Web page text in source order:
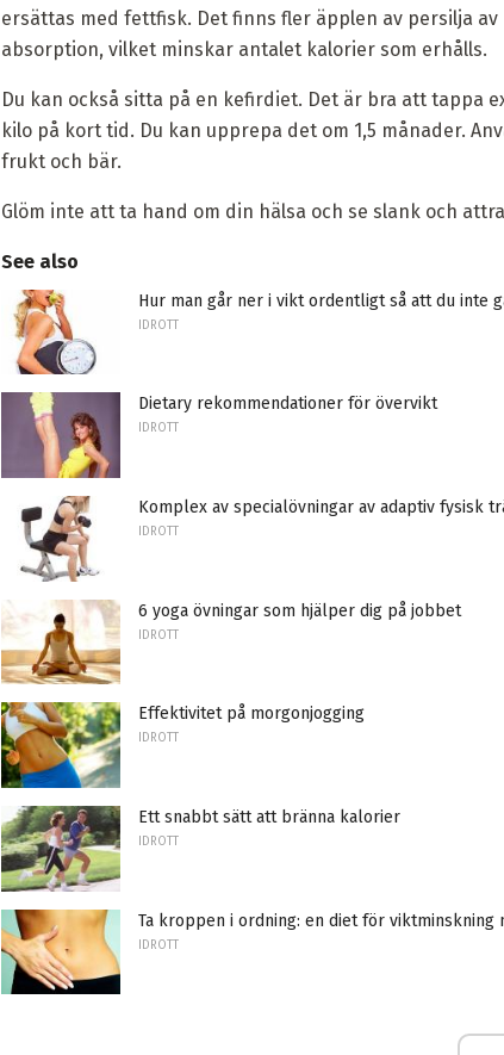
ersättas med fettfisk. Det finns fler äpplen av persilja
absorption, vilket minskar antalet kalorier som erhålls.
Du kan också sitta på en kefirdiet. Det är bra att tappa
kilo på kort tid. Du kan upprepa det om 1,5 månader.
frukt och bär.
Glöm inte att ta hand om din hälsa och se slank och
See also
Hur man går ner i vikt ordentligt så att du inte
IDROTT
Dietary rekommendationer för övervikt
IDROTT
Komplex av specialövningar av adaptiv fysisk
IDROTT
6 yoga övningar som hjälper dig på jobbet
IDROTT
Effektivitet på morgonjogging
IDROTT
Ett snabbt sätt att bränna kalorier
IDROTT
Ta kroppen i ordning: en diet för viktminskning
IDROTT